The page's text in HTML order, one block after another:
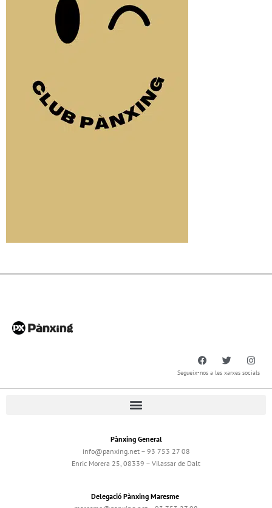
Segueix-nos a les xarxes socials
Pànxing General
info@panxing.net – 93 753 27 08
Enric Morera 25, 08339 – Vilassar de Dalt
Delegació Pànxing Maresme